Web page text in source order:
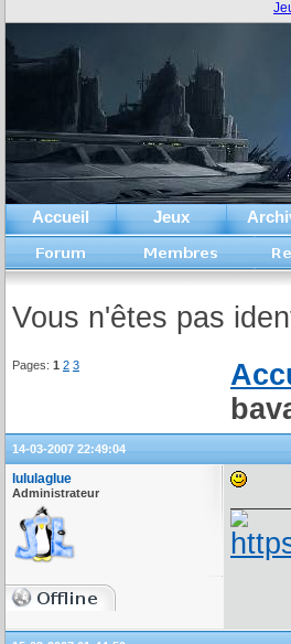
Accueil Jeux
Vous n'êtes pas
Pages: 1 2 3
14-03-2007 22:49:04
lululaglue
Administrateur